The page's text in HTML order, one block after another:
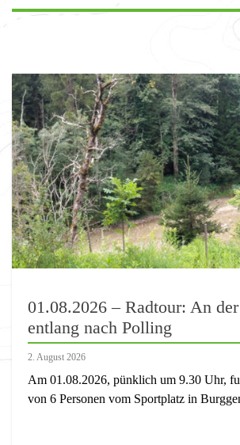
01.08.2026 – Radtour: An
entlang nach Polling
2. August 2026
Am 01.08.2026, pünklich um 9.30 Uhr,
von 6 Personen vom Sportplatz in